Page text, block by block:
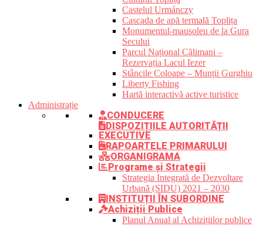
Castelul Urmánczy
Cascada de apă termală Toplița
Monumentul-mausoleu de la Gura
Secului
Parcul Național Călimani –
Rezervația Lacul Iezer
Stâncile Coloape – Munții Gurghiu
Liberty Fishing
Hartă interactivă active turistice
Administrație
CONDUCERE
DISPOZIȚIILE AUTORITĂȚII
EXECUTIVE
RAPOARTELE PRIMARULUI
ORGANIGRAMA
Programe și Strategii
Strategia Integrată de Dezvoltare
Urbană (SIDU) 2021 – 2030
INSTITUȚII ÎN SUBORDINE
Achiziții Publice
Planul Anual al Achizițiilor publice